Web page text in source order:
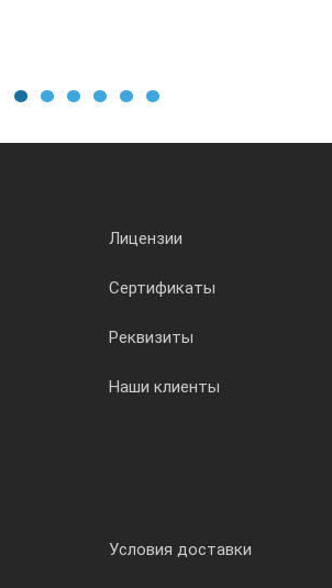
Лицензии
Сертификаты
Реквизиты
Наши клиенты
Условия доставки